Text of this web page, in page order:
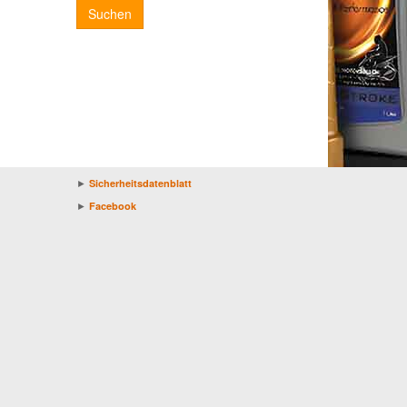
Suchen
► Sicherheitsdatenblatt
► Facebook